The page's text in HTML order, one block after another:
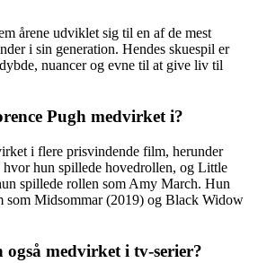
årene udviklet sig til en af ​​de mest
i sin generation. Hendes skuespil er
nuancer og evne til at give liv til
Pugh medvirket i?
i flere prisvindende film, herunder
hun spillede hovedrollen, og Little
spillede rollen som Amy March. Hun
som Midsommar (2019) og Black Widow
også medvirket i tv-serier?